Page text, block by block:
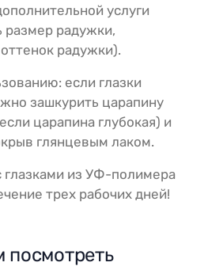
услуги
размер радужки,
радужки).
если глазки
зашкурить царапину
царапина глубокая) и
глянцевым лаком.
глазками из УФ-полимера
трех рабочих дней!
посмотреть